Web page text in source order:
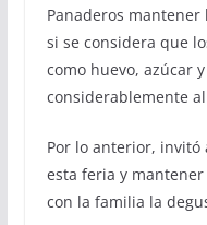
Panaderos mantener
si se considera que
como huevo, azúcar
considerablemente
Por lo anterior,
esta feria y
con la familia la